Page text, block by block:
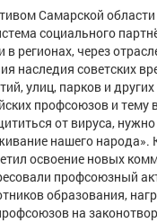
Самарской
социального
в регионах, через
наследия советских
улиц, парков и
профсоюзов и
от вируса,
нашего
освоение новых
профсоюзный
образования,
на